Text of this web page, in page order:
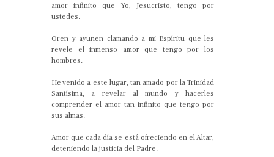
amor infinito que Yo, Jesucristo, tengo por
ustedes.
Oren y ayunen clamando a mi Espíritu que les
revele el inmenso amor que tengo por los
hombres.
He venido a este lugar, tan amado por la Trinidad
Santísima, a revelar al mundo y hacerles
comprender el amor tan infinito que tengo por
sus almas.
Amor que cada día se está ofreciendo en el Altar,
deteniendo la justicia del Padre.